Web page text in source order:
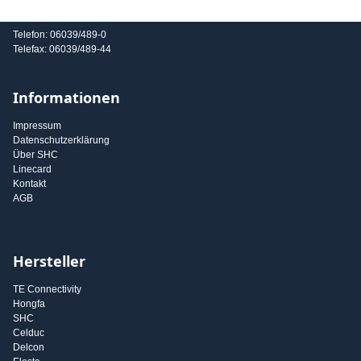
Telefon: 06039/489-0
Telefax: 06039/489-44
Informationen
Impressum
Datenschutzerklärung
Über SHC
Linecard
Kontakt
AGB
Hersteller
TE Connectivity
Hongfa
SHC
Celduc
Delcon